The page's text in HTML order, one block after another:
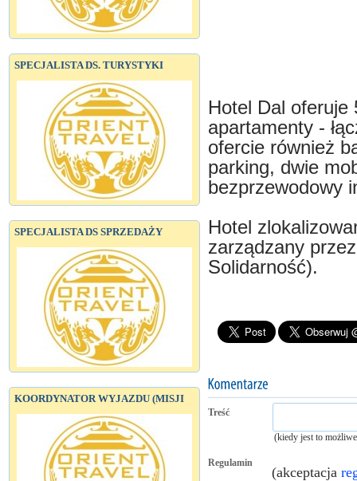
SPECJALISTA DS. TURYSTYKI
SPECJALISTA DS SPRZEDAŻY
KOORDYNATOR WYJAZDU (MISJI
Hotel Dal oferuje
apartamenty -
ofercie również
parking, dwie
bezprzewodowy
Hotel
zarządzany
Solidarność).
Treść
(kiedy jest to
Regulamin
(akceptacja